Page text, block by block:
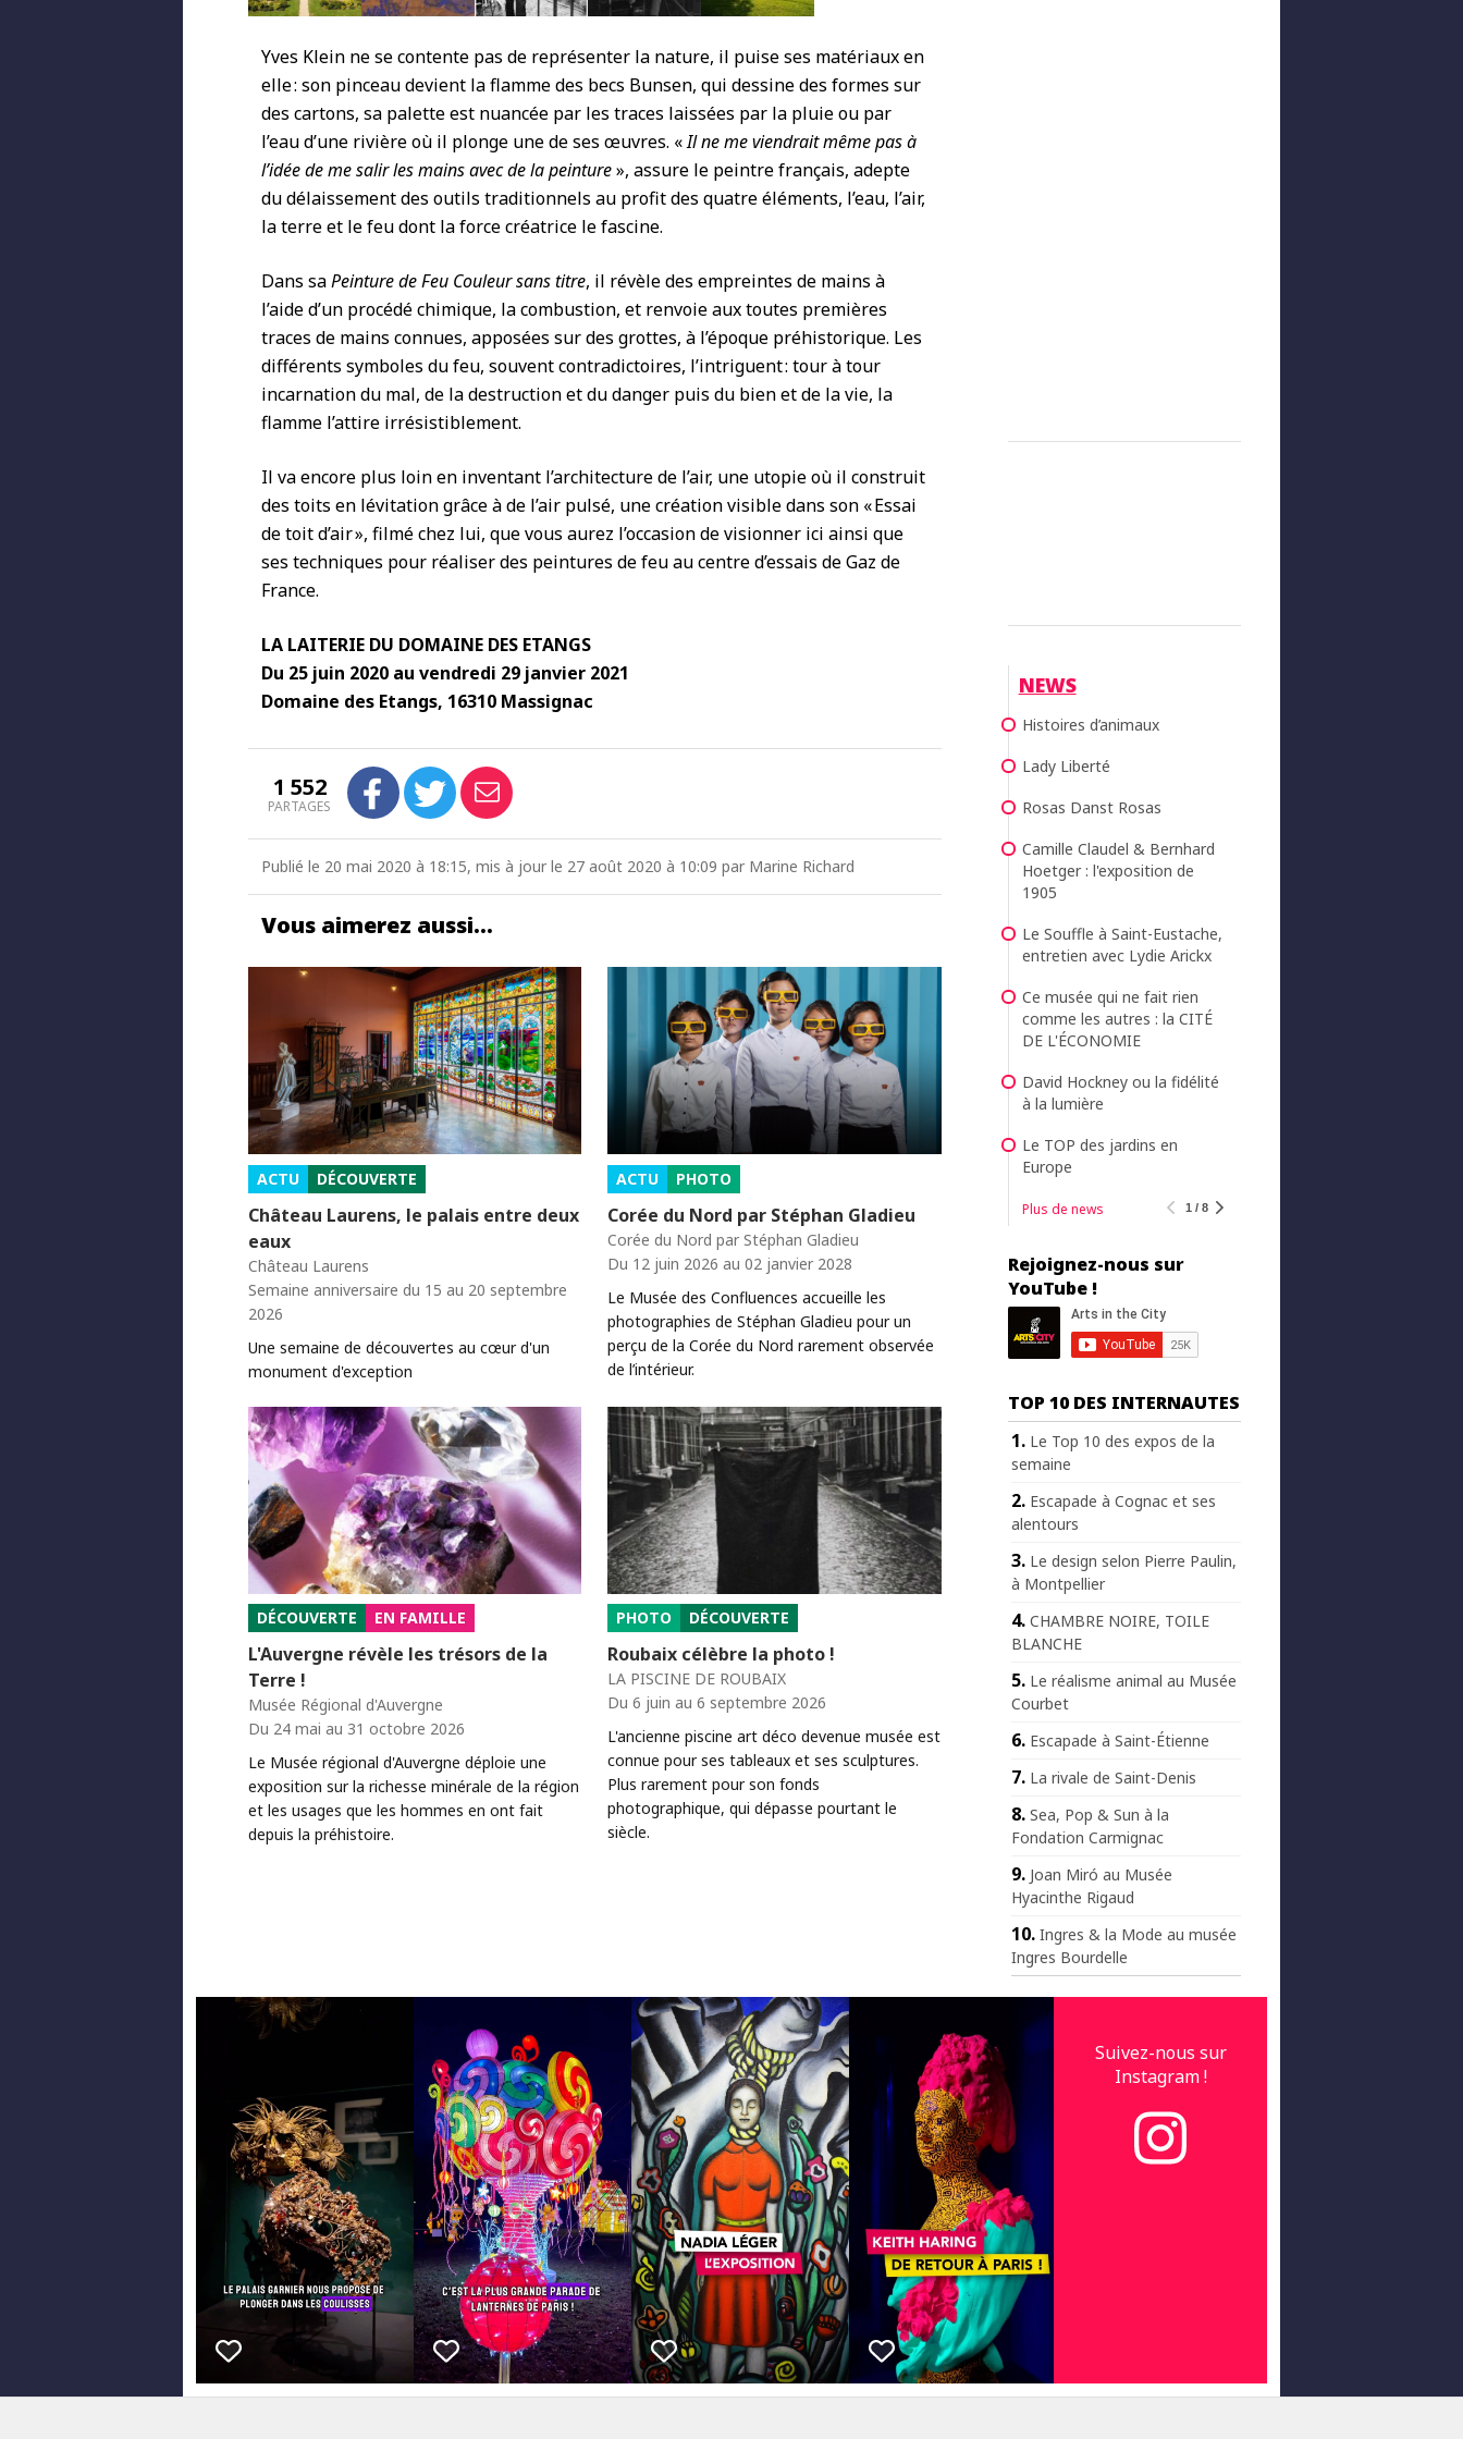
Yves Klein ne se contente pas de représenter la nature, il puise ses matériaux en
elle : son pinceau devient la flamme des becs Bunsen, qui dessine des formes sur
des cartons, sa palette est nuancée par les traces laissées par la pluie ou par
l’eau d’une rivière où il plonge une de ses œuvres. «Il ne me viendrait même pas à
l’idée de me salir les mains avec de la peinture», assure le peintre français, adepte
du délaissement des outils traditionnels au profit des quatre éléments, l’eau, l’air,
la terre et le feu dont la force créatrice le fascine.
Dans saPeinture de Feu Couleur sans titre, il révèle des empreintes de mains à
l’aide d’un procédé chimique, la combustion, et renvoie aux toutes premières
traces de mains connues, apposées sur des grottes, à l’époque préhistorique. Les
différents symboles du feu, souvent contradictoires, l’intriguent : tour à tour
incarnation du mal, de la destruction et du danger puis du bien et de la vie, la
flamme l’attire irrésistiblement.
Il va encore plus loin en inventant l’architecture de l’air, une utopie où il construit
des toits en lévitation grâce à de l’air pulsé, une création visible dans son « Essai
de toit d’air », filmé chez lui, que vous aurez l’occasion de visionner ici ainsi que
ses techniques pour réaliser des peintures de feu au centre d’essais de Gaz de
France.
LA LAITERIE DU DOMAINE DES ETANGS
Du 25 juin 2020 au vendredi 29 janvier 2021
Domaine des Etangs, 16310 Massignac
1 552
PARTAGES
Publié le 20 mai 2020 à 18:15, mis à jour le 27 août 2020 à 10:09 par Marine Richard
Vous aimerez aussi…
ACTU DÉCOUVERTE
Château Laurens, le palais entre deux
eaux
Château Laurens
Semaine anniversaire du 15 au 20 septembre
2026
Une semaine de découvertes au cœur d'un
monument d'exception
ACTU PHOTO
Corée du Nord par Stéphan Gladieu
Corée du Nord par Stéphan Gladieu
Du 12 juin 2026 au 02 janvier 2028
Le Musée des Confluences accueille les
photographies de Stéphan Gladieu pour un
perçu de la Corée du Nord rarement observée
de l’intérieur.
DÉCOUVERTE EN FAMILLE
L'Auvergne révèle les trésors de la
Terre !
Musée Régional d'Auvergne
Du 24 mai au 31 octobre 2026
Le Musée régional d'Auvergne déploie une
exposition sur la richesse minérale de la région
et les usages que les hommes en ont fait
depuis la préhistoire.
PHOTO DÉCOUVERTE
Roubaix célèbre la photo !
LA PISCINE DE ROUBAIX
Du 6 juin au 6 septembre 2026
L'ancienne piscine art déco devenue musée est
connue pour ses tableaux et ses sculptures.
Plus rarement pour son fonds
photographique, qui dépasse pourtant le
siècle.
NEWS
Histoires d’animaux
Lady Liberté
Rosas Danst Rosas
Camille Claudel & Bernhard
Hoetger : l'exposition de
1905
Le Souffle à Saint-Eustache,
entretien avec Lydie Arickx
Ce musée qui ne fait rien
comme les autres : la CITÉ
DE L'ÉCONOMIE
David Hockney ou la fidélité
à la lumière
Le TOP des jardins en
Europe
Plus de news 1 / 8
Rejoignez-nous sur
YouTube !
TOP 10 DES INTERNAUTES
Le Top 10 des expos de la
semaine
Escapade à Cognac et ses
alentours
Le design selon Pierre Paulin,
à Montpellier
CHAMBRE NOIRE, TOILE
BLANCHE
Le réalisme animal au Musée
Courbet
Escapade à Saint-Étienne
La rivale de Saint-Denis
Sea, Pop & Sun à la
Fondation Carmignac
Joan Miró au Musée
Hyacinthe Rigaud
Ingres & la Mode au musée
Ingres Bourdelle
Suivez-nous sur
Instagram !